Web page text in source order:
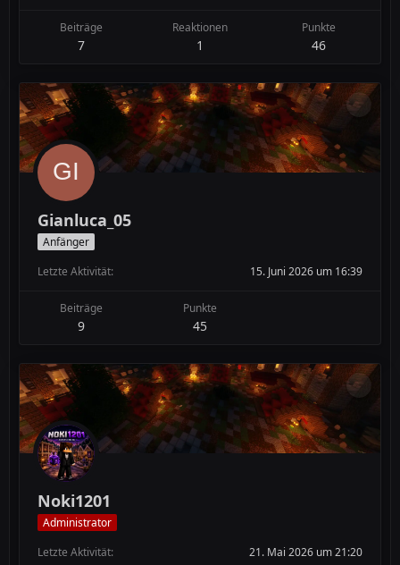
Beiträge
7
Reaktionen
1
Punkte
46
Gianluca_05
Anfänger
Letzte Aktivität
15. Juni 2026 um 16:39
Beiträge
9
Punkte
45
Noki1201
Administrator
Letzte Aktivität
21. Mai 2026 um 21:20